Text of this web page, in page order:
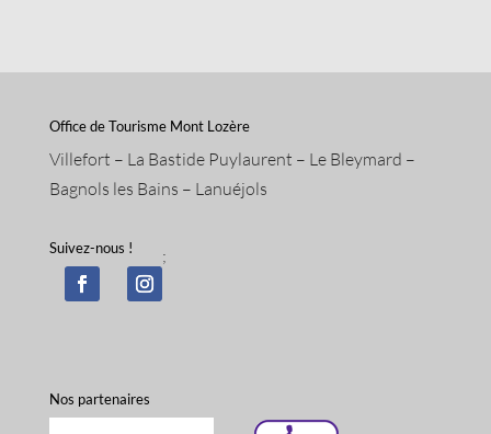
Office de Tourisme Mont Lozère
Villefort – La Bastide Puylaurent – Le Bleymard –
Bagnols les Bains – Lanuéjols
Suivez-nous ! ;
Nos partenaires